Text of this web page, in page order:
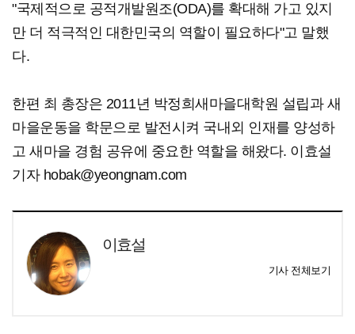
"국제적으로 공적개발원조(ODA)를 확대해 가고 있지
만 더 적극적인 대한민국의 역할이 필요하다"고 말했
다.
한편 최 총장은 2011년 박정희새마을대학원 설립과 새
마을운동을 학문으로 발전시켜 국내외 인재를 양성하
고 새마을 경험 공유에 중요한 역할을 해왔다. 이효설
기자 hobak@yeongnam.com
이효설
기사 전체보기